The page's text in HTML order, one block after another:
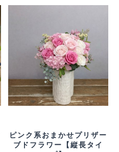
ピンク系おまかせプリザー
ブドフラワー【縦長タイ